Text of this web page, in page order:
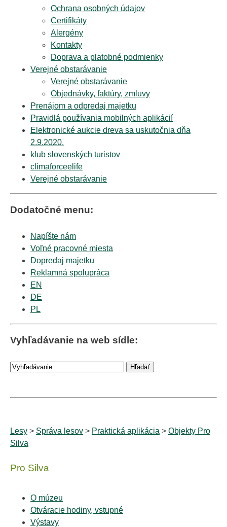
Ochrana osobných údajov
Certifikáty
Alergény
Kontakty
Doprava a platobné podmienky
Verejné obstarávanie
Verejné obstarávanie
Objednávky, faktúry, zmluvy
Prenájom a odpredaj majetku
Pravidlá používania mobilných aplikácií
Elektronické aukcie dreva sa uskutočnia dňa
2.9.2020.
klub slovenských turistov
climaforceelife
Verejné obstarávanie
Dodatočné menu:
Napíšte nám
Voľné pracovné miesta
Dopredaj majetku
Reklamná spolupráca
EN
DE
PL
Vyhľadávanie na web sídle:
Lesy > Správa lesov > Praktická aplikácia > Objekty Pro
Silva
Pro Silva
O múzeu
Otváracie hodiny, vstupné
Výstavy